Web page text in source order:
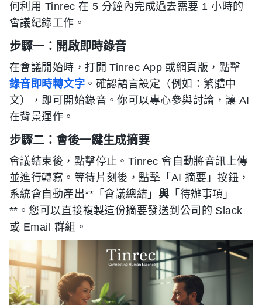
何利用 Tinrec 在 5 分鐘內完成過去需要 1 小時的
會議紀錄工作。
步驟一：開啟即時錄音
在會議開始時，打開 Tinrec App 或網頁版，點擊
錄音即時轉文字 。確認語言設定（例如：繁體中
文），即可開始錄音。你可以專心參與討論，讓 AI
在背景運作。
步驟二：會後一鍵生成摘要
會議結束後，點擊停止。Tinrec 會自動將音訊上傳
並進行轉寫。等待片刻後，點擊「AI 摘要」按鈕，
系統會自動產出**「會議總結」 與 「待辦事項」
**。您可以直接複製這份摘要發送到公司的 Slack
或 Email 群組。